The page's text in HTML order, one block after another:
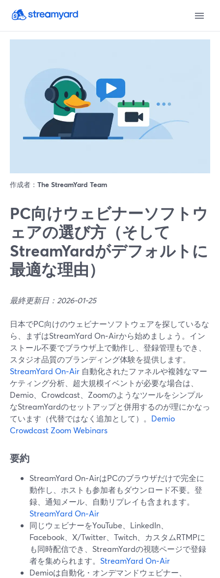
作成者： The StreamYard Team
PC向けウェビナーソフトウ
ェアの選び方（そして
StreamYardがデフォルトに
最適な理由）
最終更新日：2026-01-25
日本でPC向けのウェビナーソフトウェアを探しているな
ら、まずはStreamYard On‑Airから始めましょう。イン
ストール不要でブラウザ上で動作し、登録管理もでき、
スタジオ品質のブランディング体験を提供します。
StreamYard On‑Air 自動化されたファネルや複雑なマー
ケティング分析、超大規模イベントが必要な場合は、
Demio、Crowdcast、Zoomのようなツールをシンプル
なStreamYardのセットアップと併用するのが理にかなっ
ています（代替ではなく追加として）。 Demio
Crowdcast Zoom Webinars
要約
StreamYard On‑AirはPCのブラウザだけで完全に
動作し、ホストも参加者もダウンロード不要。登
録、通知メール、自動リプレイも含まれます。
StreamYard On‑Air
同じウェビナーをYouTube、LinkedIn、
Facebook、X/Twitter、Twitch、カスタムRTMPに
も同時配信でき、StreamYardの視聴ページで登録
者を集められます。 StreamYard On‑Air
Demioは自動化・オンデマンドウェビナー、